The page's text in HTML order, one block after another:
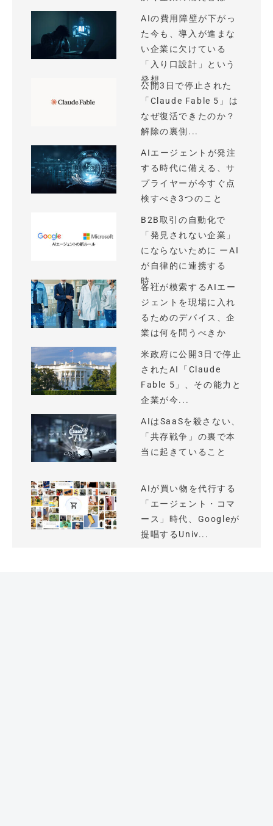
AIの費用障壁が下がっ
た今も、導入が進まな
い企業に欠けている
「入り口設計」という
発想
公開3日で停止された
「Claude Fable 5」は
なぜ復活できたのか？
解除の裏側...
AIエージェントが発注
する時代に備える、サ
プライヤーが今すぐ点
検すべき3つのこと
B2B取引の自動化で
「発見されない企業」
にならないために ーAI
が自律的に連携する
時...
各社が模索するAIエー
ジェントを現場に入れ
るためのデバイス、企
業は何を問うべきか
米政府に公開3日で停止
されたAI「Claude
Fable 5」、その能力と
企業が今...
AIはSaaSを殺さない、
「共存戦争」の裏で本
当に起きていること
AIが買い物を代行する
「エージェント・コマ
ース」時代、Googleが
提唱するUniv...